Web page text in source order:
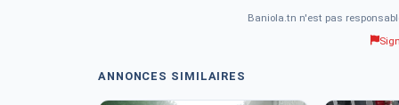
Baniola.tn n'est pas
ANNONCES SIMILAIRES